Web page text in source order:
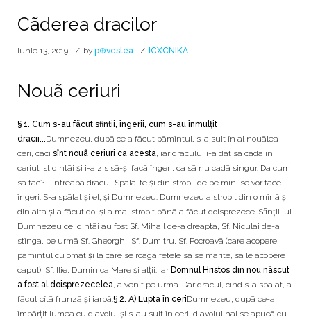
Cãderea dracilor
iunie 13, 2019 by p⊕vestea ICXCNIKA
Nouã ceriuri
§ 1. Cum s-au fãcut sfinții, îngerii, cum s-au înmulțit
dracii... Dumnezeu, dupã ce a fãcut pãmîntul, s-a suit în al nouãlea
ceri, cãci sînt nouã ceriuri ca acesta , iar dracului i-a dat sã cadã în
ceriul ist dintãi și i-a zis sã-și facã îngeri, ca sã nu cadã singur. Da cum
sã fac? - întreabã dracul. Spalã-te și din stropii de pe mîni se vor face
îngeri. S-a spãlat și el, și Dumnezeu. Dumnezeu a stropit din o mînã și
din alta și a fãcut doi și a mai stropit pãnã a fãcut doisprezece. Sfinții lui
Dumnezeu cei dintãi au fost Sf. Mihail de-a dreapta, Sf. Niculai de-a
stînga, pe urmã Sf. Gheorghi, Sf. Dumitru, Sf. Pocroavã (care acopere
pãmîntul cu omãt și la care se roagã fetele sã se mãrite, sã le acopere
capul), Sf. Ilie, Duminica Mare și alții. Iar Domnul Hristos din nou nãscut
a fost al doisprezecelea , a venit pe urmã. Dar dracul, cînd s-a spãlat, a
fãcut cîtã frunzã și iarbã. § 2. A) Lupta în ceriDumnezeu, dupã ce-a
împãrțit lumea cu diavolul și s-au suit în ceri, diavolul hai se apucã cu